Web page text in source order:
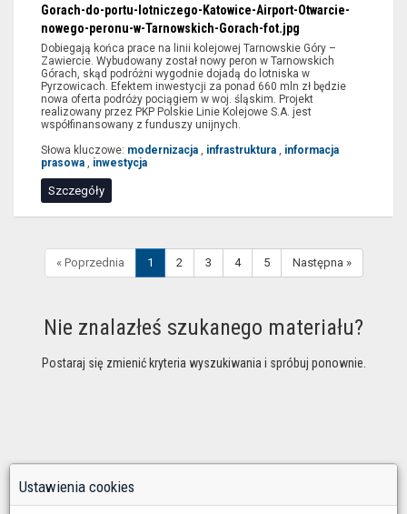
Gorach-do-portu-lotniczego-Katowice-Airport-Otwarcie-
nowego-peronu-w-Tarnowskich-Gorach-fot.jpg
Dobiegają końca prace na linii kolejowej Tarnowskie Góry –
Zawiercie. Wybudowany został nowy peron w Tarnowskich
Górach, skąd podróżni wygodnie dojadą do lotniska w
Pyrzowicach. Efektem inwestycji za ponad 660 mln zł będzie
nowa oferta podróży pociągiem w woj. śląskim. Projekt
realizowany przez PKP Polskie Linie Kolejowe S.A. jest
współfinansowany z funduszy unijnych.
Słowa kluczowe: modernizacja , infrastruktura , informacja
prasowa , inwestycja
Szczegóły
« Poprzednia 1 2 3 4 5 Następna »
Nie znalazłeś szukanego materiału?
Postaraj się zmienić kryteria wyszukiwania i spróbuj ponownie.
Ustawienia cookies